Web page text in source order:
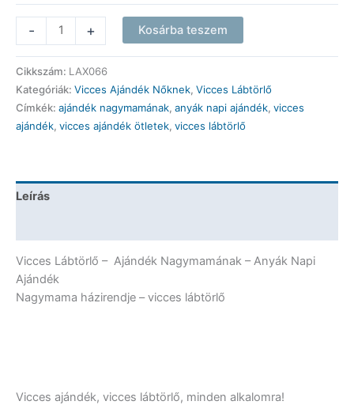
-
Lábtörlő
Színes
-
Nagymama
házirendje
-
-
Ajándék
mennyiség
+ Kosárba teszem
Cikkszám: LAX066
Kategóriák: Vicces Ajándék Nőknek, Vicces Lábtörlő
Címkék: ajándék nagymamának, anyák napi ajándék, vicces
ajándék, vicces ajándék ötletek, vicces lábtörlő
Leírás
Vicces Lábtörlő – Ajándék Nagymamának – Anyák Napi
Ajándék
Nagymama házirendje – vicces lábtörlő
Vicces ajándék, vicces lábtörlő, minden alkalomra!